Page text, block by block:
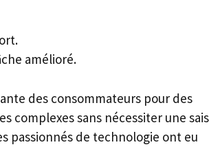
amélioré.
des consommateurs pour des
complexes sans nécessiter une
passionnés de technologie ont eu